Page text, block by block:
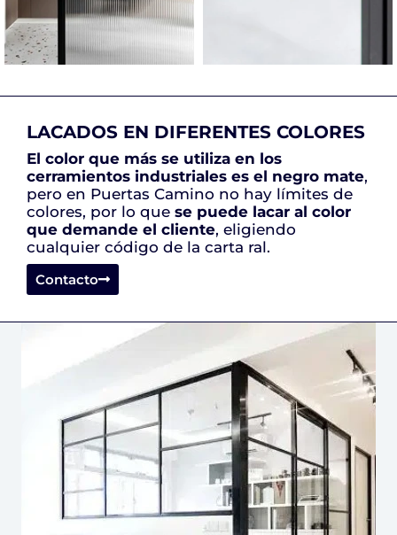
LACADOS EN DIFERENTES COLORES
El color que más se utiliza en los
cerramientos industriales es el negro mate,
pero en Puertas Camino no hay límites de
colores, por lo que se puede lacar al color
que demande el cliente, eligiendo
cualquier código de la carta ral.
Contacto